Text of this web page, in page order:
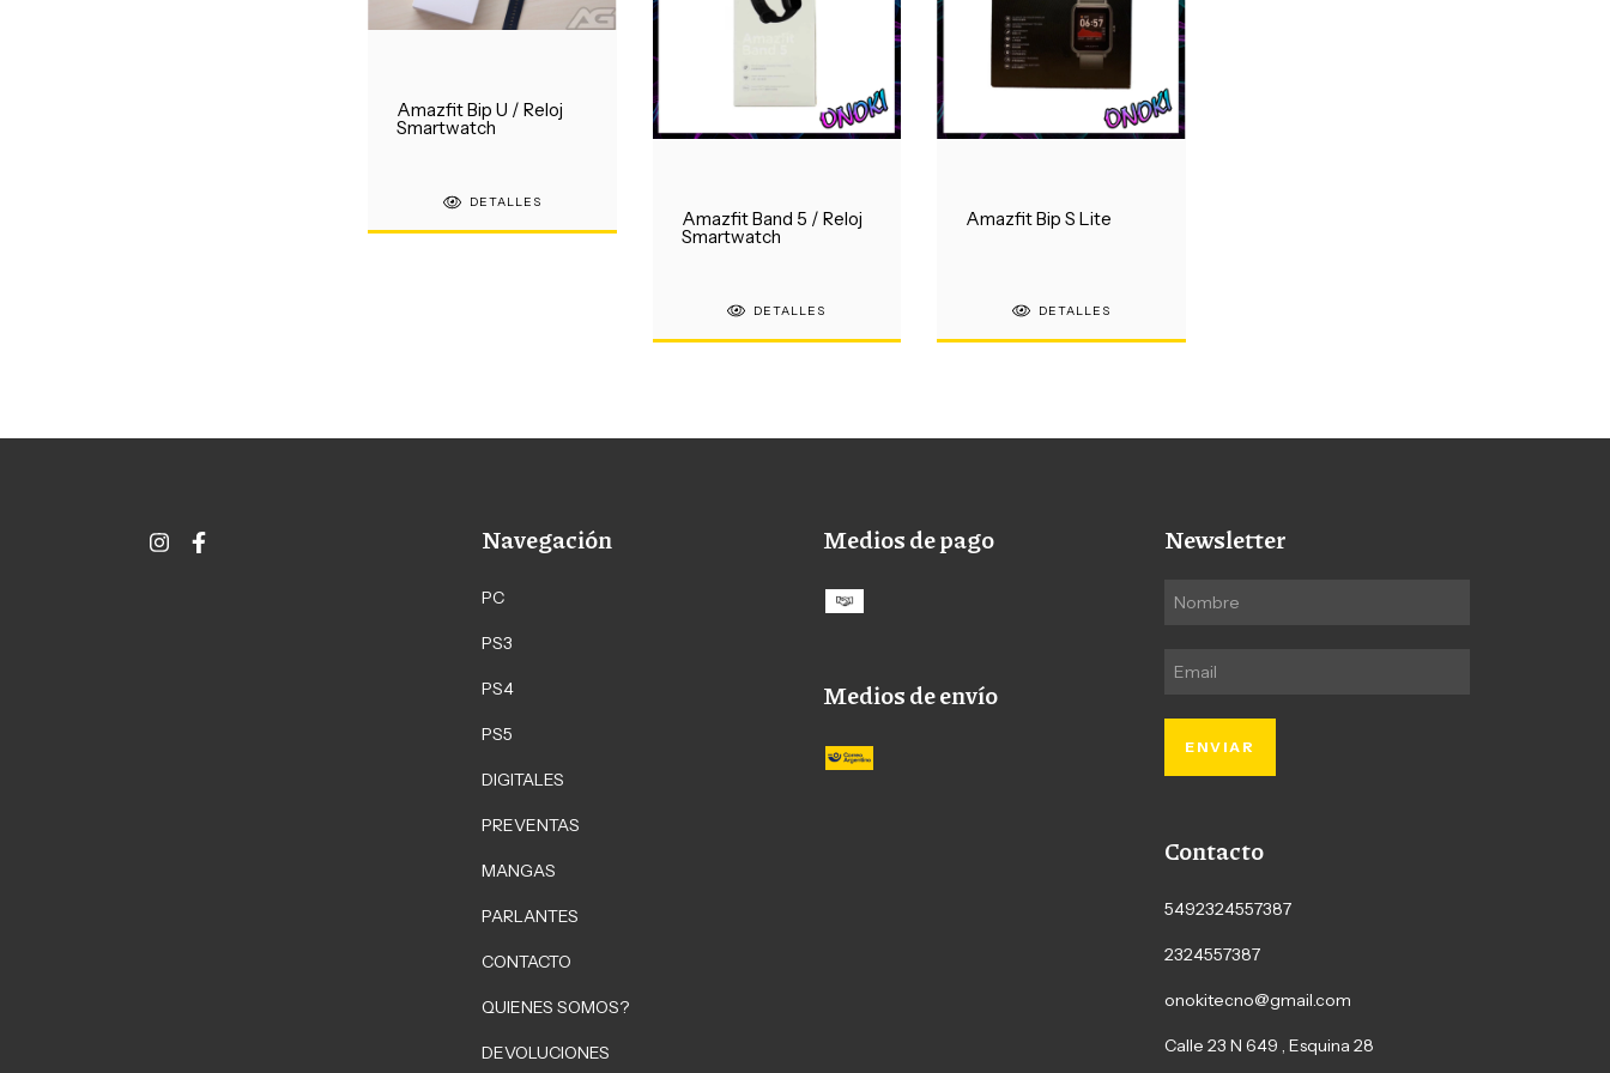
Amazfit Bip U / Reloj
Smartwatch
DETALLES
Amazfit Band 5 / Reloj
Smartwatch
DETALLES
Amazfit Bip S Lite
DETALLES
Navegación
PC
PS3
PS4
PS5
DIGITALES
PREVENTAS
MANGAS
PARLANTES
CONTACTO
QUIENES SOMOS?
DEVOLUCIONES
Medios de pago
Medios de envío
Newsletter
Contacto
5492324557387
2324557387
onokitecno@gmail.com
Calle 23 N 649 , Esquina 28